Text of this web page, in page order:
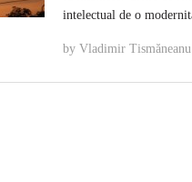
intelectual de o
by Vladimir Tismăneanu